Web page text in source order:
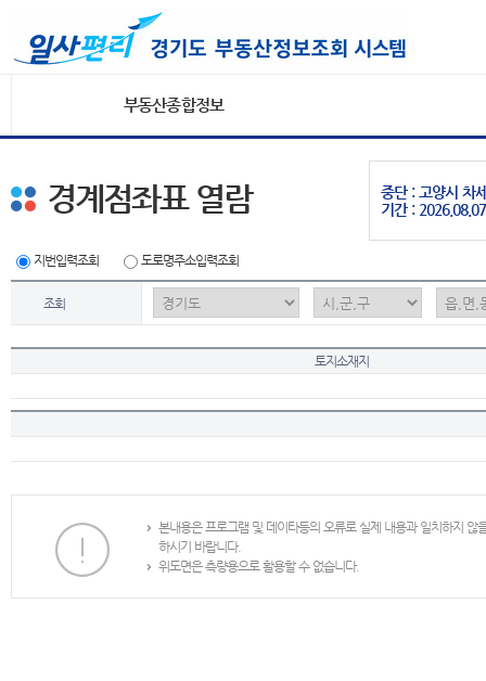
부동산종합정보
중단 : 고양시 차
기간 :
경계점좌표 열람
지번입력조회 도로명주소입력조회
조회
토지소재지
본내용은 프로그램 및 데이타등의 오류로 실제 내용과 일치하지
하시기 바랍니다.
위도면은 측량용으로 활용할 수 없습니다.